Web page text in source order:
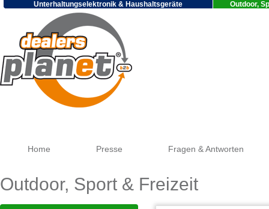
Unterhaltungselektronik & Haushaltsgeräte Outdoor,
Home Presse Fragen & Antworten
Outdoor, Sport & Freizeit